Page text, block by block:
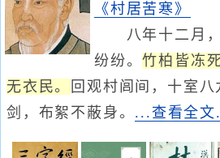
《村居苦寒》
八年十二月，
纷纷。竹柏皆冻
无衣民。
回观村闾间，十室八
剑，布絮不蔽身。 ...查看全文